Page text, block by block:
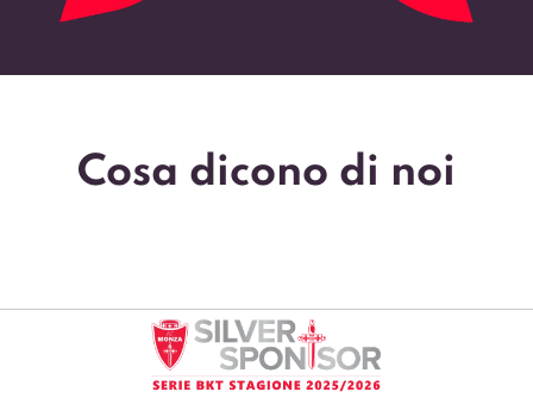
Cosa dicono di noi